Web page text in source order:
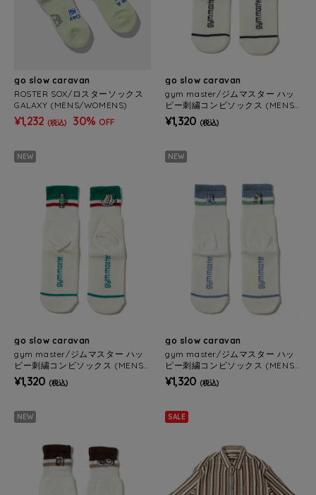
go slow caravan
ROSTER SOX/ロスターソックス
GALAXY (MENS/WOMENS)
¥1,232 (税込) 30% OFF
go slow caravan
gym master/ジムマスター ハッ
ピー刺繍コンビソックス (MENS/
WOMENS)
¥1,320 (税込)
NEW
go slow caravan
gym master/ジムマスター ハッ
ピー刺繍コンビソックス (MENS/
WOMENS)
¥1,320 (税込)
NEW
go slow caravan
gym master/ジムマスター ハッ
ピー刺繍コンビソックス (MENS/
WOMENS)
¥1,320 (税込)
NEW SALE